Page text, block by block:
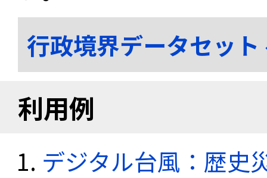
行政境界データセッ
利用例
デジタル台風：歴史